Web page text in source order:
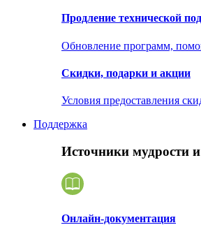
Продление технической
Обновление программ,
Скидки, подарки и акции
Условия предоставления
Поддержка
Источники мудрости
Онлайн-документация